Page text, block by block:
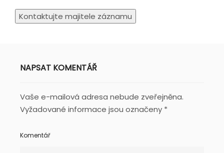
NAPSAT KOMENTÁŘ
Vaše e-mailová adresa nebude zveřejněna.
Vyžadované informace jsou označeny *
Komentář